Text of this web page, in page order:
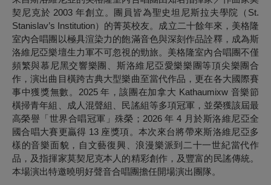
契尼克於 2003 年創立。團員皆為聖史坦尼斯拉夫學院（St.
Stanislav’s Institution）的菁英校友。成立二十餘年來，美格隆
室內合唱團以極具渲染力的飽滿音色與深刻作品詮釋，成為斯
洛維尼亞樂壇生力軍不可忽視的勁旅。美格隆室內合唱團不僅
頻繁與慕尼黑交響樂團、斯洛維尼亞愛樂樂團等頂尖樂團合
作，演出曲目橫跨古典大型樂曲至當代作品，更在各大國際賽
事中獲獎無數。2025 年，該團在加拿大 Kathaumixw 音樂節
橫掃青年組、成人混聲組、民謠組等多項冠軍，並榮獲該屆最
高榮譽「世界合唱冠軍」殊榮；2026 年 4 月於斯洛維尼亞全
國合唱大賽更贏得 13 座獎項。本次來台將帶來斯洛維尼亞多
樣的音樂面貌，自文藝復興、浪漫樂派到二十一世紀當代作
品，及指揮家莫契尼克本人的精彩創作，及豐富的民謠傳統。
本場演出特邀曉明好聲音合唱團擔任開場演出團隊。